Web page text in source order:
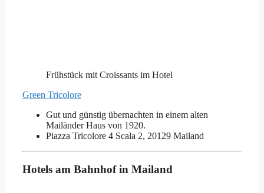
Frühstück mit Croissants im Hotel
Green Tricolore
Gut und günstig übernachten in einem alten
Mailänder Haus von 1920.
Piazza Tricolore 4 Scala 2, 20129 Mailand
Hotels am Bahnhof in Mailand